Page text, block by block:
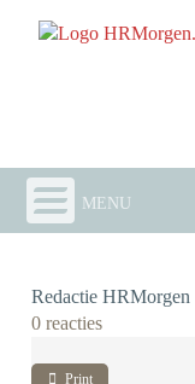
menu
Redactie HRMorgen
0 reacties
Print